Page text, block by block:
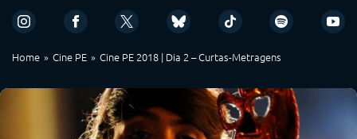
Home Cine PE Cine PE 2018 | Dia 2 – Curtas-Metragens